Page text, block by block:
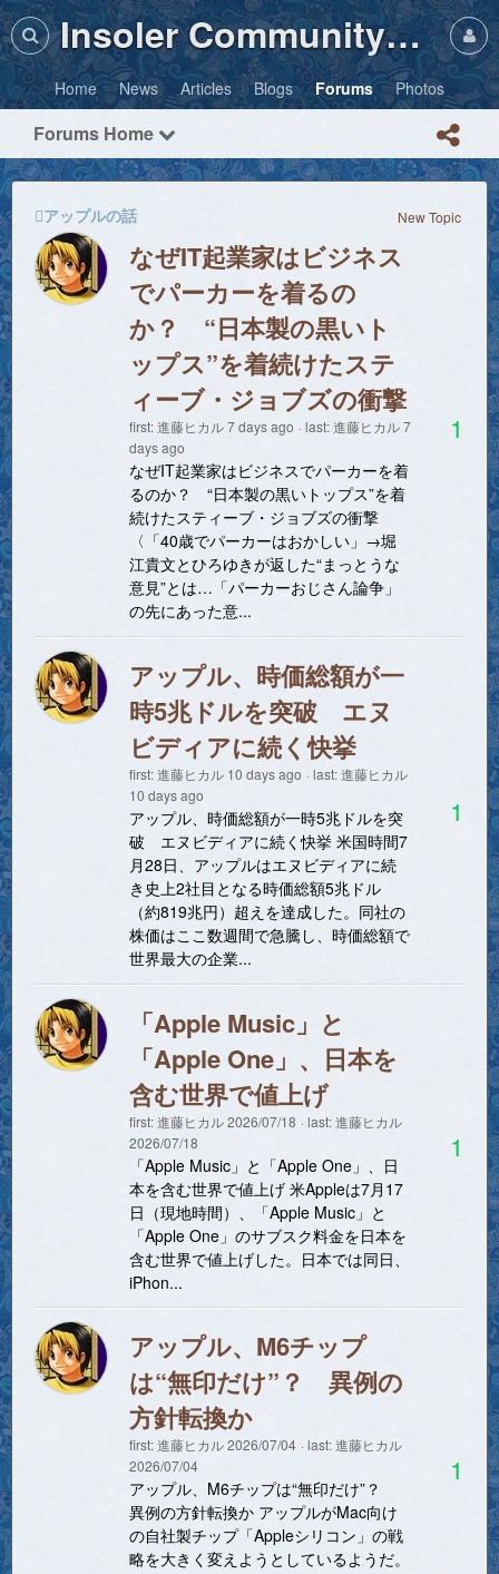
Insoler Community・Photos
Home News Articles Blogs Forums Photos
Forums Home
アップルの話 New Topic
なぜIT起業家はビジネス
でパーカーを着るの
か？ “日本製の黒いト
ップス”を着続けたステ
ィーブ・ジョブズの衝撃
first:進藤ヒカル7 days ago last:進藤ヒカル7
days ago
なぜIT起業家はビジネスでパーカーを着
るのか？ “日本製の黒いトップス”を着
続けたスティーブ・ジョブズの衝撃
〈「40歳でパーカーはおかしい」→堀
江貴文とひろゆきが返した“まっとうな
意見”とは…「パーカーおじさん論争」
の先にあった意...
1
アップル、時価総額が一
時5兆ドルを突破 エヌ
ビディアに続く快挙
first:進藤ヒカル 10 days ago last:進藤ヒカル
10 days ago
アップル、時価総額が一時5兆ドルを突
破 エヌビディアに続く快挙 米国時間7
月28日、アップルはエヌビディアに続
き史上2社目となる時価総額5兆ドル
（約819兆円）超えを達成した。同社の
株価はここ数週間で急騰し、時価総額で
世界最大の企業...
1
「Apple Music」と
「Apple One」、日本を
含む世界で値上げ
first:進藤ヒカル2026/07/18 last:進藤ヒカル
2026/07/18
「Apple Music」と「Apple One」、日
本を含む世界で値上げ 米Appleは7月17
日（現地時間）、「Apple Music」と
「Apple One」のサブスク料金を日本を
含む世界で値上げした。日本では同日、
iPhon...
1
アップル、M6チップ
は“無印だけ”？ 異例の
方針転換か
first:進藤ヒカル2026/07/04 last:進藤ヒカル
2026/07/04
アップル、M6チップは“無印だけ”？
異例の方針転換か アップルがMac向け
の自社製チップ「Appleシリコン」の戦
略を大きく変えようとしているようだ。
1